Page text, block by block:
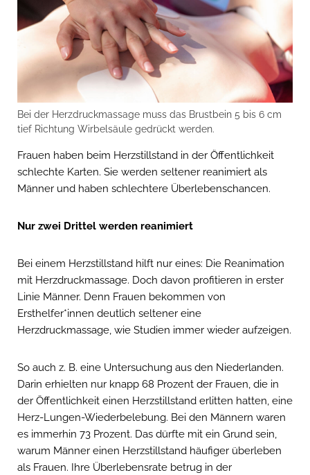
Bei der Herzdruckmassage muss das Brustbein 5 bis 6 cm
tief Richtung Wirbelsäule gedrückt werden.
Frauen haben beim Herzstillstand in der Öffentlichkeit
schlechte Karten. Sie werden seltener reanimiert als
Männer und haben schlechtere Überlebenschancen.
Nur zwei Drittel werden reanimiert
Bei einem Herzstillstand hilft nur eines: Die Reanimation
mit Herzdruckmassage. Doch davon profitieren in erster
Linie Männer. Denn Frauen bekommen von
Ersthelfer*innen deutlich seltener eine
Herzdruckmassage, wie Studien immer wieder aufzeigen.
So auch z. B. eine Untersuchung aus den Niederlanden.
Darin erhielten nur knapp 68 Prozent der Frauen, die in
der Öffentlichkeit einen Herzstillstand erlitten hatten, eine
Herz-Lungen-Wiederbelebung. Bei den Männern waren
es immerhin 73 Prozent. Das dürfte mit ein Grund sein,
warum Männer einen Herzstillstand häufiger überleben
als Frauen. Ihre Überlebensrate betrug in der